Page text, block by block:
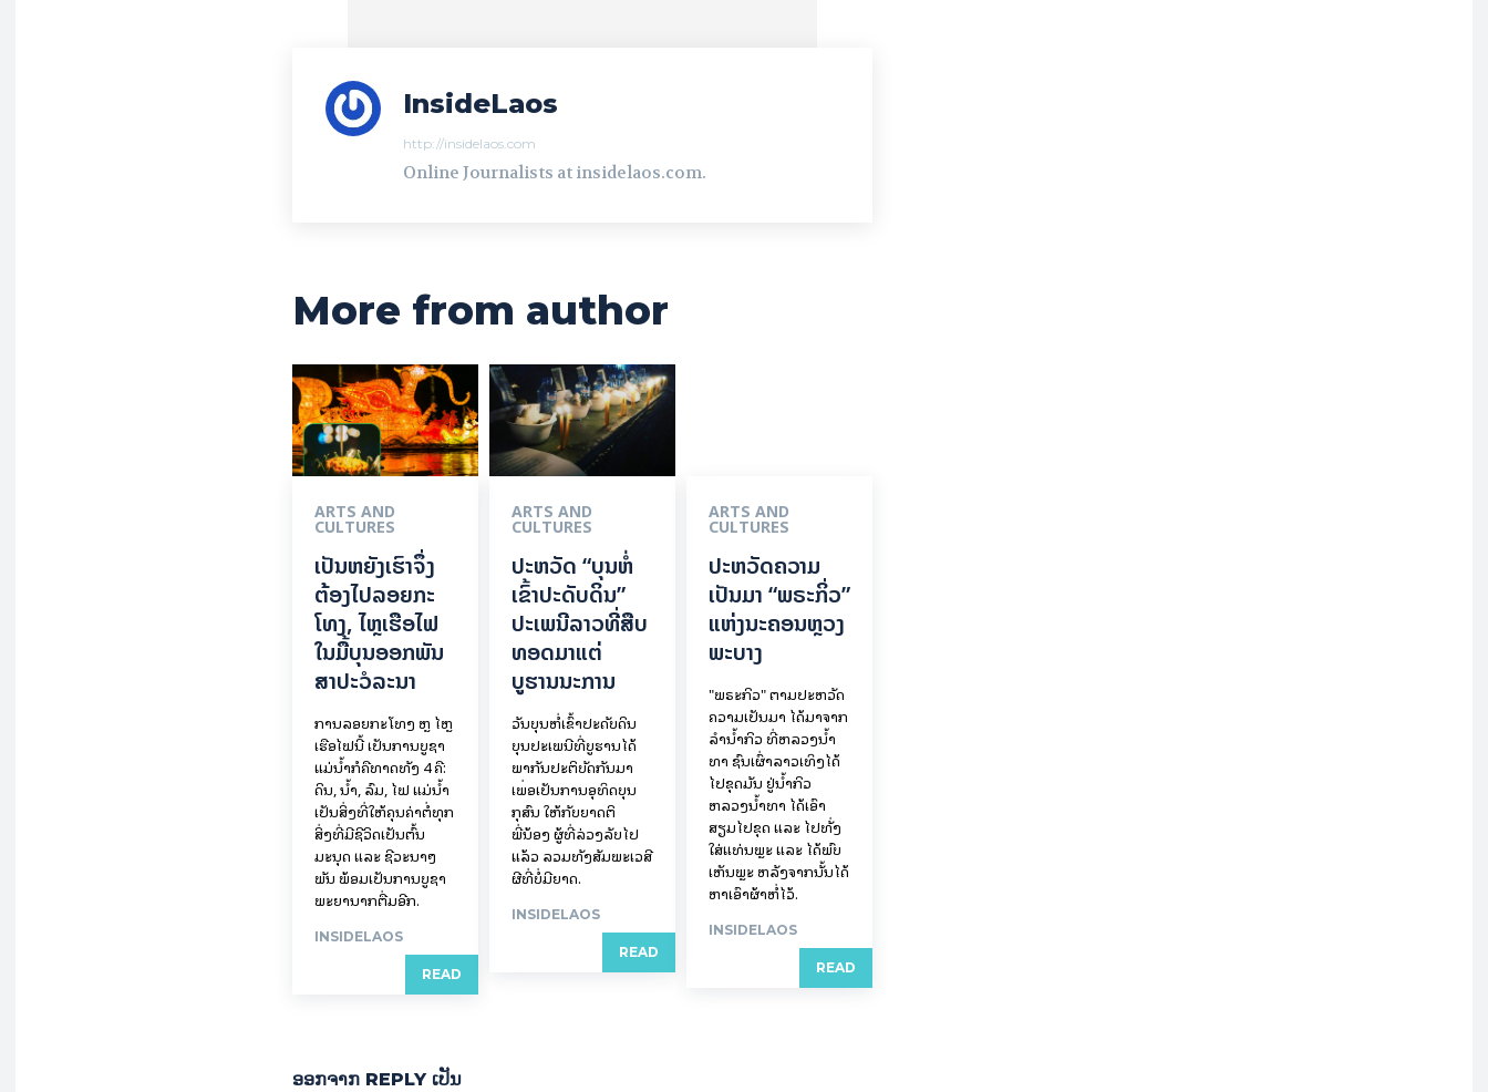
InsideLaos
http://insidelaos.com
Online Journalists at insidelaos.com.
More from author
ARTS AND
CULTURES
ເປັນ​ຫຍັງ​ເຮົາ​ຈຶ່ງ​
ຕ້ອງ​ໄປລອຍ​ກະ​
ໂທງ, ໄຫຼ​ເຮືອ​ໄຟ
ໃນ​ມື້​​ບຸນ​ອອກ​ພັນ​
ສາ​ປະ​ວໍ​ລະ​ນາ
ການລອຍ​ກະ​ໂທງ ຫຼື ໄຫຼ
ເຮືອໄຟນີ້ ເປັນການບູຊາ
ແມ່ນໍ້າກໍຄືທາດທັງ 4 ຄື:
ດິນ, ນໍ້າ, ລົມ, ໄຟ ແມ່ນໍ້າ
ເປັນສິ່ງທີ່ໃຫ້ຄຸນຄ່າຕໍ່ທຸກ
ສິ່ງທີ່ມີຊີວິດເປັນຕົ້ນ
ມະນຸດ ແລະ ຊີວະນາໆ
ພັນ ພ້ອມເປັນການບູຊາ
ພະຍານາກຕື່ມອີກ.
INSIDELAOS
READ
ARTS AND
CULTURES
ປະຫວັດ “ບຸນຫໍ່
ເຂົ້າປະດັບດິນ”
ປະເພນີລາວທີ່ສືບ
ທອດມາແຕ່
ບູຮານນະການ
ວັນບຸນຫໍ່ເຂົ້າປະດັບດິນ
ບຸນປະເພນີທີ່ບູຮານໄດ້
ພາກັນປະຕິບັດກັນມາ
ເພື່ອເປັນການອຸທິດບຸນ
ກຸສົນ ໃຫ້ກັບຍາດຕິ
ພີ່ນ້ອງ ຜູ້ທີ່ລ່ວງລັບໄປ
ແລ້ວ ລວມທັງສັມພະເວສີ
ຜີທີ່ບໍ່ມີຍາດ.
INSIDELAOS
READ
ARTS AND
CULTURES
ປະຫວັດຄວາມ
ເປັນມາ “ພຣະກິ່ວ”
ແຫ່ງນະຄອນຫຼວງ
ພະບາງ
"ພຣະກິວ" ຕາມປະຫວັດ
ຄວາມເປັນມາ ໄດ້ມາຈາກ
ລຳນ້ຳກິວ ທີ່ຫລວງນ້ຳ
ທາ ຊົນເຜົ່າລາວເທິງໄດ້
ໄປຂຸດມັນ ຢູ່ນ້ຳກິວ
ຫລວງນ້ຳທາ ໄດ້ເອົາ
ສຽມໄປຂຸດ ແລະ ໄປທັ່ງ
ໃສ່ແທ່ນພຼະ ແລະ ໄດ້ພົບ
ເຫັນພຼະ ຫລັງຈາກນັ້ນໄດ້
ຫາເອົາຜ້າຫໍ່ໄວ້.
INSIDELAOS
READ
ອອກ​ຈາກ REPLY ເປັນ